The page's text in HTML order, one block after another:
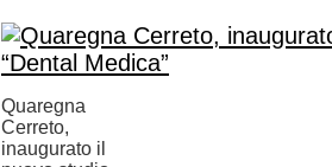
Quaregna
Cerreto,
inaugurato il